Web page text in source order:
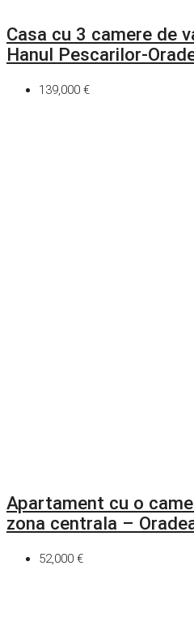
Casa cu 3 camere de
Hanul Pescarilor-
139,000 €
Apartament cu o
zona centrala –
52,000 €